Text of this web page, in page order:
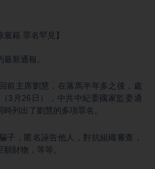
黨籍 罪名罕見】
新通報。
前主席劉慧，在落馬半年多之後，處
3月26日），中共中紀委國家監委通
列出了劉慧的多項罪名。
子，匿名誣告他人，對抗組織審查，
財物，等等。